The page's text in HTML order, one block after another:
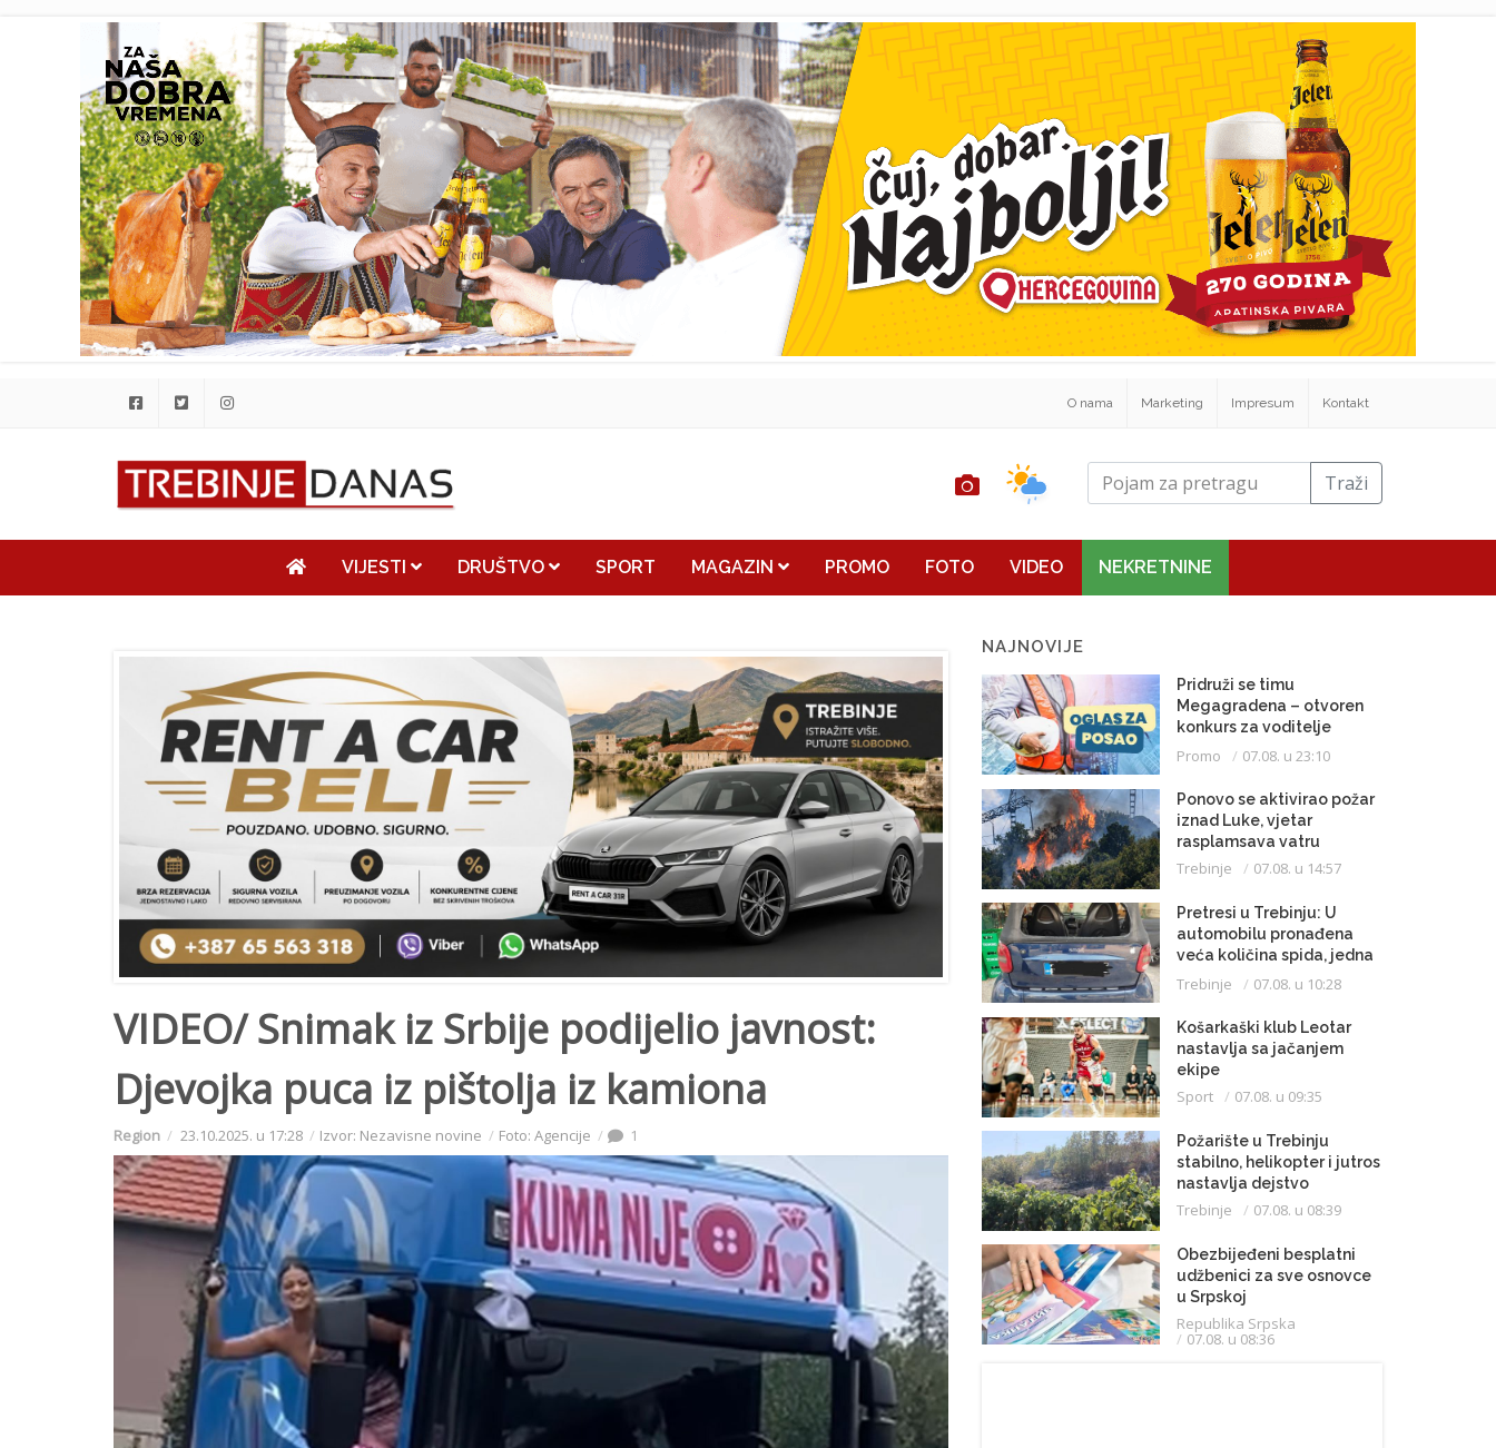
O nama Marketing Impresum Kontakt
Traži
VIJESTI DRUŠTVO SPORT MAGAZIN PROMO FOTO VIDEO NEKRETNINE
VIDEO/ Snimak iz Srbije podijelio javnost:
Djevojka puca iz pištolja iz kamiona
Region 23.10.2025. u 17:28 Izvor: Nezavisne novine Foto: Agencije 1
NAJNOVIJE
Pridruži se timu
Megagradena – otvoren
konkurs za voditelje
gradilišta
Promo 07.08. u 23:10
Ponovo se aktivirao požar
iznad Luke, vjetar
rasplamsava vatru
Trebinje 07.08. u 14:57
Pretresi u Trebinju: U
automobilu pronađena
veća količina spida, jedna
osoba uhapšena
Trebinje 07.08. u 10:28
Košarkaški klub Leotar
nastavlja sa jačanjem
ekipe
Sport 07.08. u 09:35
Požarište u Trebinju
stabilno, helikopter i jutros
nastavlja dejstvo
Trebinje 07.08. u 08:39
Obezbijeđeni besplatni
udžbenici za sve osnovce
u Srpskoj
Republika Srpska
07.08. u 08:36